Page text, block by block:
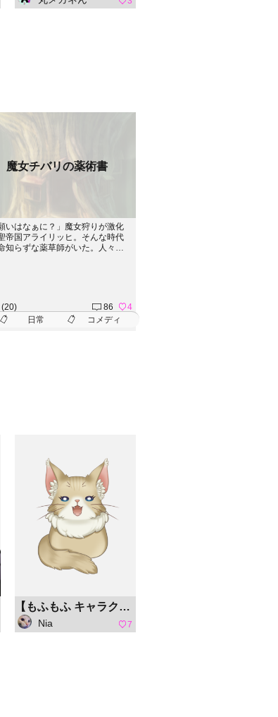
魔女チバリの薬術書
いはなぁに？」魔女狩りが激化
帝国アライリッヒ。そんな時代
知らずな薬草師がいた。人々の
」と、師匠をあんまり尊敬して
常コメディ。※本ストーリーは
86
4
日常 コメディ
【もふもふ キャラクターコンテスト】チビ猫 にゃんもふ
Nia 7